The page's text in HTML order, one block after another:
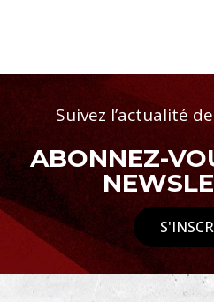
Suivez l’actualité
ABONNEZ-